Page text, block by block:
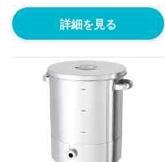
詳細を見る